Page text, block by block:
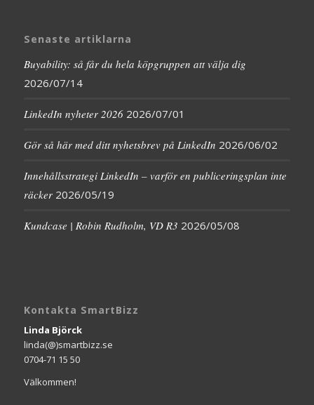
Senaste artiklarna
Buyability: så får du hela köpgruppen att välja dig
2026/07/14
LinkedIn nyheter 2026 2026/07/01
Gör så här med ditt nyhetsbrev på LinkedIn 2026/06/02
Innehållsstrategi LinkedIn – varför en publiceringsplan inte
räcker 2026/05/19
Kundcase | Robin Rudholm, VD R3 2026/05/08
Kontakta SmartBizz
Linda Björck
linda(@)smartbizz.se
0704-71 15 50
Välkommen!